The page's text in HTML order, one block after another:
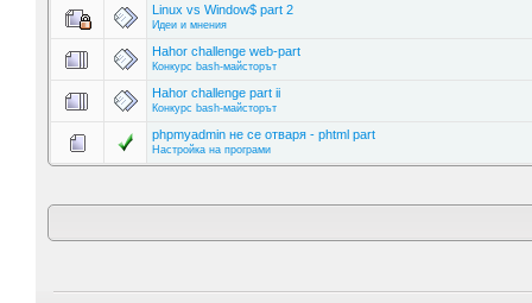
Linux vs Window$ part 2
Идеи и мнения
Hahor challenge web-part
Конкурс bash-майсторът
Hahor challenge part ii
Конкурс bash-майсторът
phpmyadmin не се отваря - phtml part
Настройка на програми